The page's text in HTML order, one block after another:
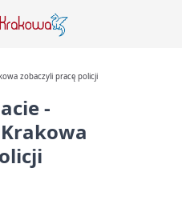
zobaczyli pracę policji
-